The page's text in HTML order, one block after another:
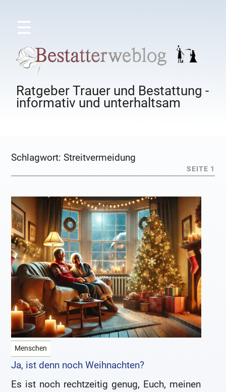
☰
Ratgeber Trauer und Bestattung -
informativ und unterhaltsam
Schlagwort:Streitvermeidung
SEITE 1
Menschen
Ja, ist denn noch Weihnachten?
Es ist noch rechtzeitig genug, Euch, meinen